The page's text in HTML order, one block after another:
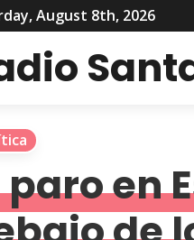
August 8th, 2026
paro en